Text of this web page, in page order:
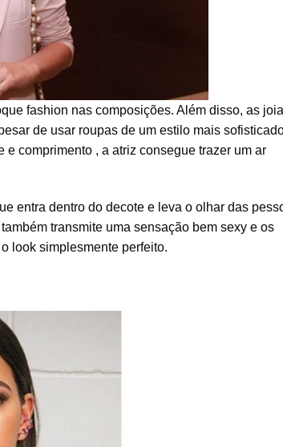
fashion nas composições. Além disso, as
de usar roupas de um estilo mais
comprimento , a atriz consegue trazer um ar
entra dentro do decote e leva o olhar das
transmite uma sensação bem sexy e os
look simplesmente perfeito.